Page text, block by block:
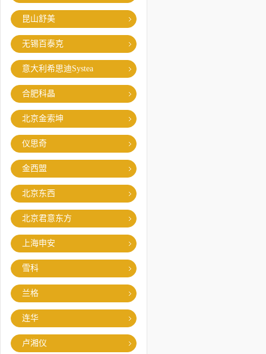
昆山舒美
无锡百泰克
意大利希思迪Systea
合肥科晶
北京金索坤
仪思奇
金西盟
北京东西
北京君意东方
上海申安
雪科
兰格
连华
卢湘仪